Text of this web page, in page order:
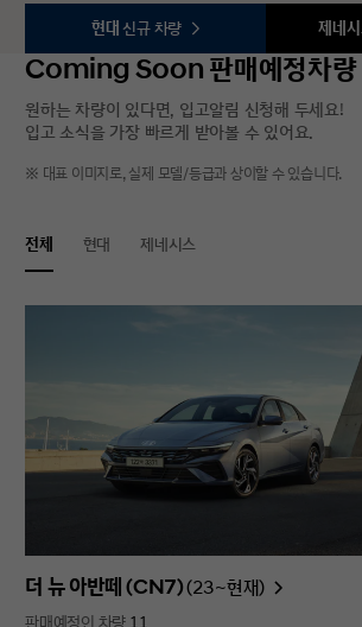
현대 신규 차량 제네
Coming Soon 판매예정차량
원하는 차량이 있다면, 입고알림 신청해 두세요!
입고 소식을 가장 빠르게 받아볼 수 있어요.
※ 대표 이미지로, 실제 모델/등급과 상이할 수 있습니다.
전체 현대 제네시스
더 뉴 아반떼 (CN7)(23~현재)
판매예정인 차량 11